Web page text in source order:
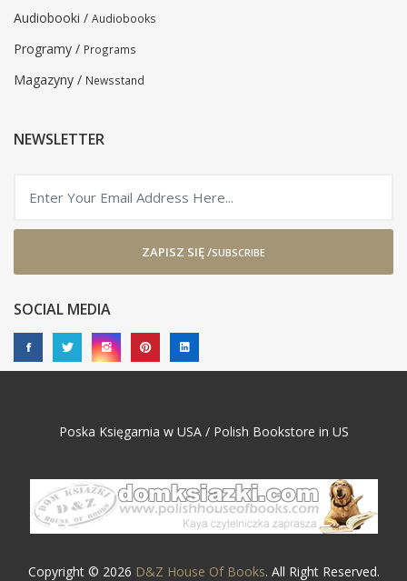
Audiobooki / Audiobooks
Programy / Programs
Magazyny / Newsstand
NEWSLETTER
ZAPISZ SIĘ /SUBSCRIBE
SOCIAL MEDIA
Poska Księgarnia w USA / Polish Bookstore in US
Copyright © 2026 D&Z House Of Books. All Right Reserved.